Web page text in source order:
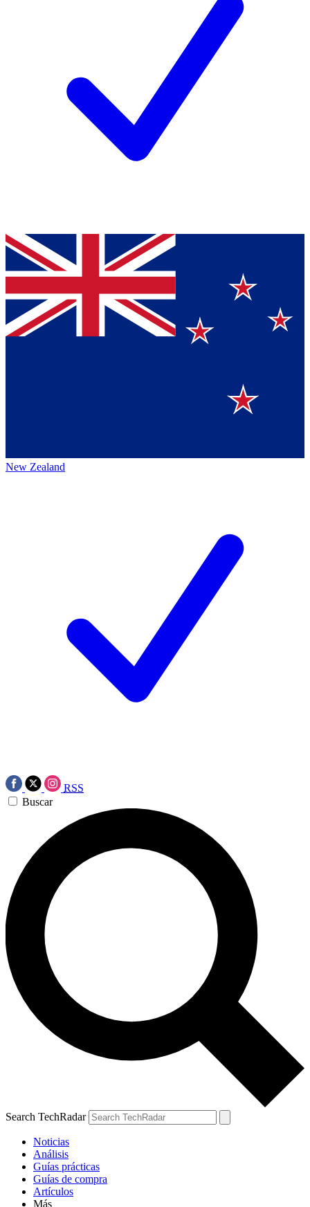
New Zealand
RSS
Buscar
Search TechRadar
Noticias
Análisis
Guías prácticas
Guías de compra
Artículos
Más